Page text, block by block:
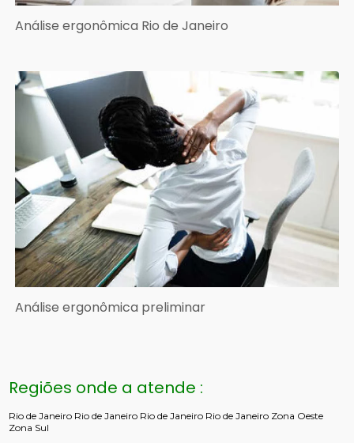
Análise ergonômica Rio de Janeiro
Análise ergonômica preliminar
Regiões onde a atende :
Rio de Janeiro Rio de Janeiro Rio de Janeiro Rio de Janeiro Zona Oeste
Zona Sul